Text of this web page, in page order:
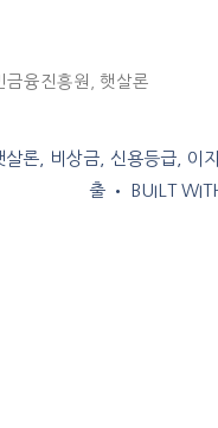
금융진흥원 햇살론
론, 비상금, 신용등급,
출• BUILT